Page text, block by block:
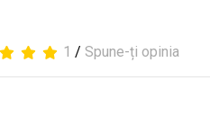
1 / Spune-ți opinia